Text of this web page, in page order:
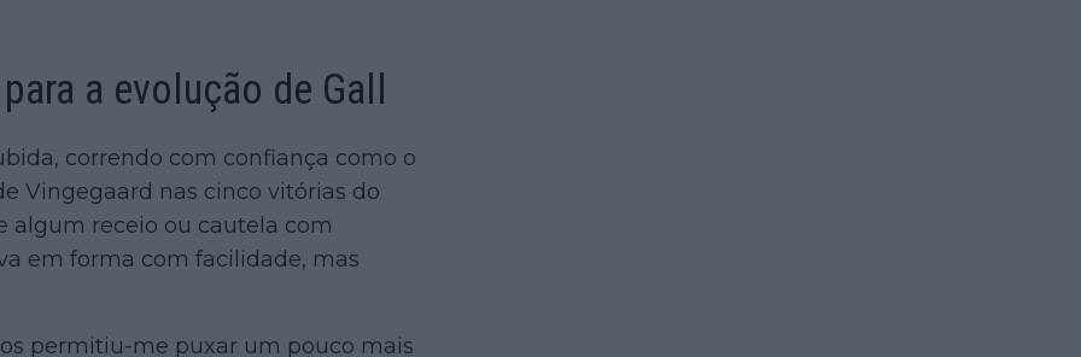
a evolução de Gall
correndo com confiança como o
Vingegaard nas cinco vitórias do
algum receio ou cautela com
em forma com facilidade, mas
permitiu-me puxar um pouco mais